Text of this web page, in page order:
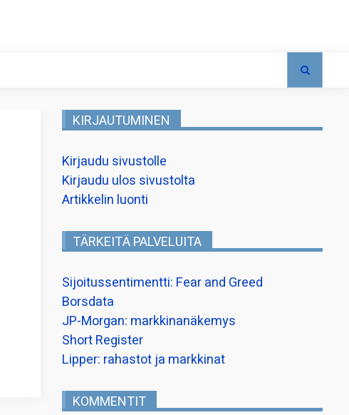
KIRJAUTUMINEN
Kirjaudu sivustolle
Kirjaudu ulos sivustolta
Artikkelin luonti
TÄRKEITÄ PALVELUITA
Sijoitussentimentti: Fear and Greed
Borsdata
JP-Morgan: markkinanäkemys
Short Register
Lipper: rahastot ja markkinat
KOMMENTIT